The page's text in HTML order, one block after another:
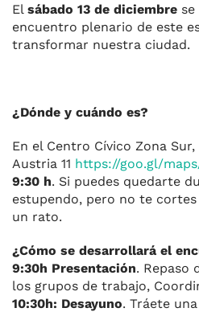
El sábado 13 de diciembre
encuentro plenario de este
transformar nuestra ciudad.
¿Dónde y cuándo es?
En el Centro Cívico Zona
Austria 11 https://goo.gl/
9:30 h. Si puedes quedarte
estupendo, pero no te
un rato.
¿Cómo se desarrollará el
9:30h Presentación. Repaso
los grupos de trabajo,
10:30h: Desayuno. Tráete